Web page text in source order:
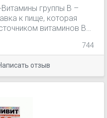
группы В –
к пище, которая
витаминов В1,
744
отзыв